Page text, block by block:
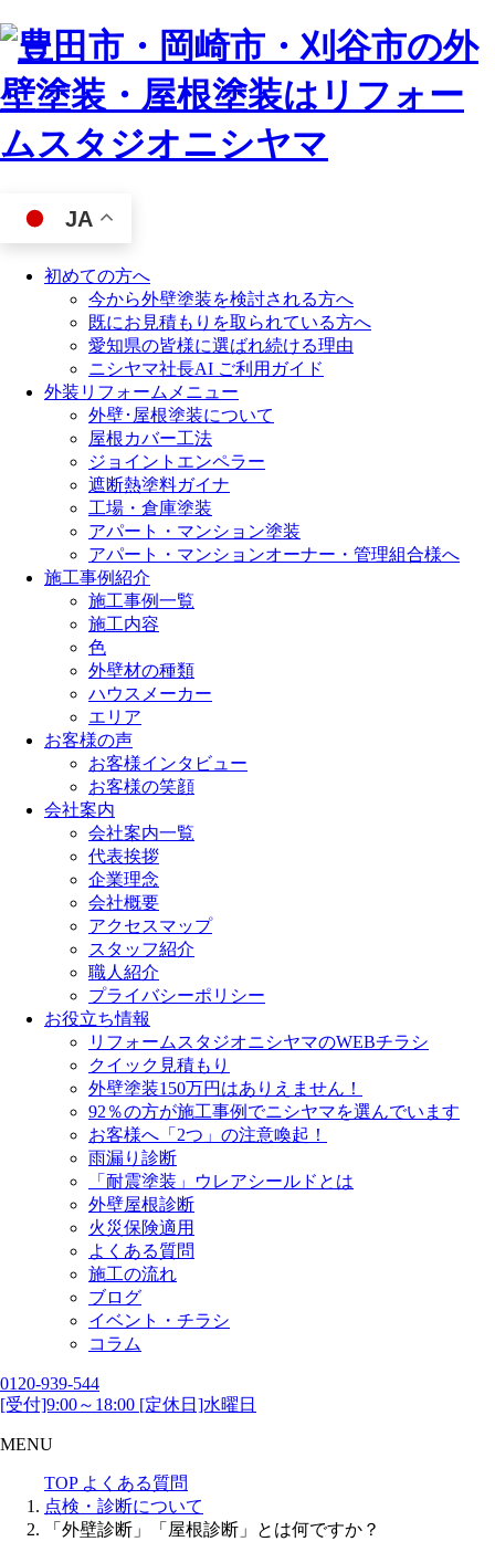
JA
初めての方へ
今から外壁塗装を検討される方へ
既にお見積もりを取られている方へ
愛知県の皆様に選ばれ続ける理由
ニシヤマ社長AI ご利用ガイド
外装リフォームメニュー
外壁･屋根塗装について
屋根カバー工法
ジョイントエンペラー
遮断熱塗料ガイナ
工場・倉庫塗装
アパート・マンション塗装
アパート・マンションオーナー・管理組合様へ
施工事例紹介
施工事例一覧
施工内容
色
外壁材の種類
ハウスメーカー
エリア
お客様の声
お客様インタビュー
お客様の笑顔
会社案内
会社案内一覧
代表挨拶
企業理念
会社概要
アクセスマップ
スタッフ紹介
職人紹介
プライバシーポリシー
お役立ち情報
リフォームスタジオニシヤマのWEBチラシ
クイック見積もり
外壁塗装150万円はありえません！
92％の方が施工事例でニシヤマを選んでいます
お客様へ「2つ」の注意喚起！
雨漏り診断
「耐震塗装」ウレアシールドとは
外壁屋根診断
火災保険適用
よくある質問
施工の流れ
ブログ
イベント・チラシ
コラム
0120-939-544
[受付]9:00～18:00 [定休日]水曜日
MENU
TOP よくある質問
点検・診断について
「外壁診断」「屋根診断」とは何ですか？